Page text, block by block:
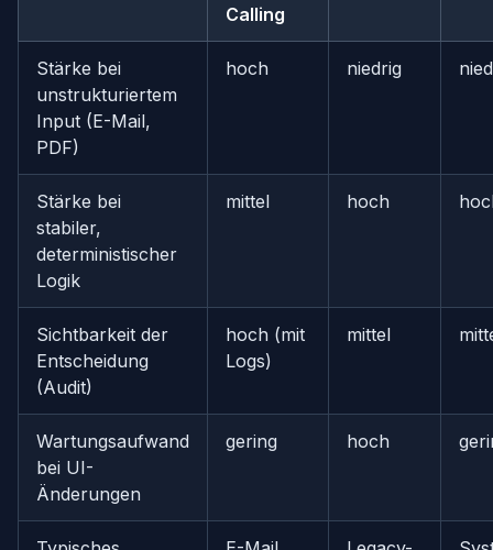
Calling
Stärke bei
unstrukturiertem
Input (E-Mail,
PDF)
hoch niedrig
Stärke bei
stabiler,
deterministischer
Logik
mittel hoch
Sichtbarkeit der
Entscheidung
(Audit)
hoch (mit
Logs)
mittel
Wartungsaufwand
bei UI-
Änderungen
gering hoch